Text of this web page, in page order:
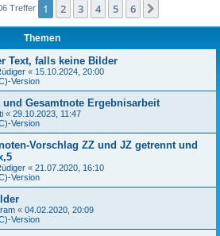
Treffer 1 2 3 4 5 6
Themen
Text, falls keine Bilder
« 15.10.2024, 20:00
Version
Gesamtnote Ergebnisarbeit
« 29.10.2023, 11:47
Version
Vorschlag ZZ und JZ getrennt und
« 21.07.2020, 16:10
Version
« 04.02.2020, 20:09
Version